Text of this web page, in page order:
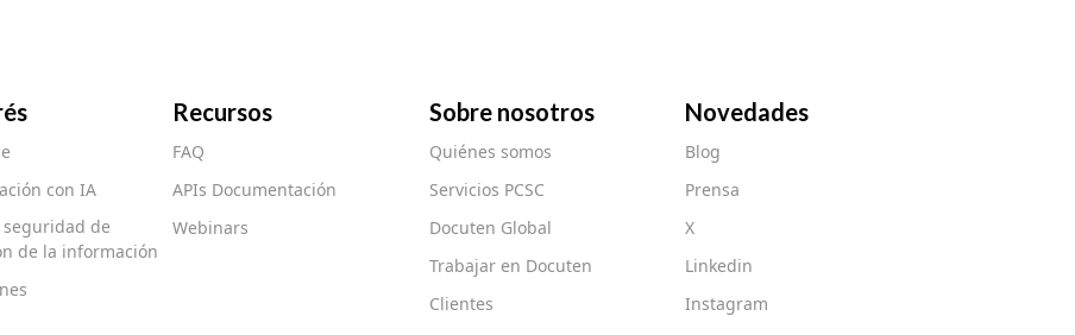
con IA
seguridad de
de la información
Recursos
FAQ
APIs Documentación
Webinars
Sobre nosotros
Quiénes somos
Servicios PCSC
Docuten Global
Trabajar en Docuten
Clientes
Novedades
Blog
Prensa
X
Linkedin
Instagram